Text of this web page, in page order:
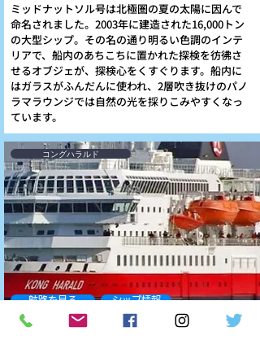
ミッドナットソル号は北極圏の夏の太陽に因んで
命名されました。2003年に建造された16,000トン
の大型シップ。その名の通り明るい色調のインテ
リアで、船内のあちこちに置かれた探検を彷彿さ
せるオブジェが、探検心をくすぐります。船内に
はガラスがふんだんに使われ、2層吹き抜けのパノ
ラマラウンジでは自然の光を採りこみやすくなっ
ています。
航路を見る シップ情報
コングハラルド